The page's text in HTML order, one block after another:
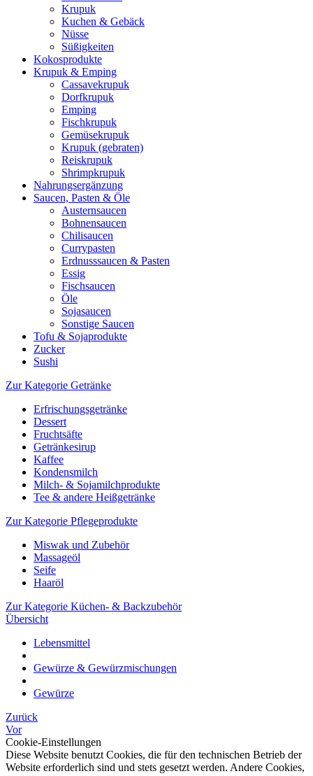
Krupuk
Kuchen & Gebäck
Nüsse
Süßigkeiten
Kokosprodukte
Krupuk & Emping
Cassavekrupuk
Dorfkrupuk
Emping
Fischkrupuk
Gemüsekrupuk
Krupuk (gebraten)
Reiskrupuk
Shrimpkrupuk
Nahrungsergänzung
Saucen, Pasten & Öle
Austernsaucen
Bohnensaucen
Chilisaucen
Currypasten
Erdnusssaucen & Pasten
Essig
Fischsaucen
Öle
Sojasaucen
Sonstige Saucen
Tofu & Sojaprodukte
Zucker
Sushi
Zur Kategorie Getränke
Erfrischungsgetränke
Dessert
Fruchtsäfte
Getränkesirup
Kaffee
Kondensmilch
Milch- & Sojamilchprodukte
Tee & andere Heißgetränke
Zur Kategorie Pflegeprodukte
Miswak und Zubehör
Massageöl
Seife
Haaröl
Zur Kategorie Küchen- & Backzubehör
Übersicht
Lebensmittel
Gewürze & Gewürzmischungen
Gewürze
Zurück
Vor
Cookie-Einstellungen
Diese Website benutzt Cookies, die für den technischen Betrieb der
Website erforderlich sind und stets gesetzt werden. Andere Cookies,